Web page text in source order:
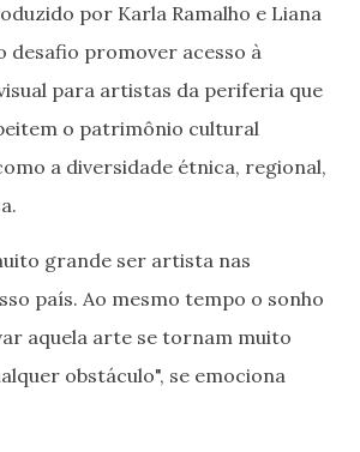
por Karla Ramalho e Liana
desafio promover acesso à
para artistas da periferia que
o patrimônio cultural
a diversidade étnica, regional,
grande ser artista nas
país. Ao mesmo tempo o sonho
aquela arte se tornam muito
obstáculo", se emociona